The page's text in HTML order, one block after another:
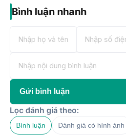
Bình luận nhanh
Gửi bình luận
Lọc đánh giá theo:
Bình luận Đánh giá có hình ảnh